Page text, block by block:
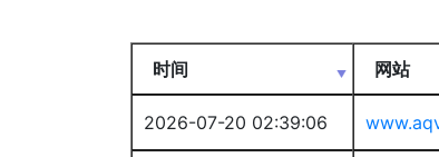
时间 网站
2026-07-20 02:39:06